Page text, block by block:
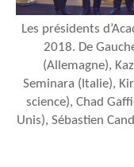
Les présidents
2018. De
(Allemagne),
Seminara (Italie),
science), Chad
Unis), Sébastien